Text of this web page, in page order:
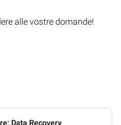
alle vostre domande!
Data Recovery